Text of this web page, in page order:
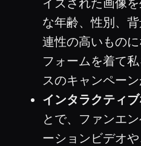
イズされた画像
な年齢、性別、
連性の高いもの
フォームを着て
スのキャンペー
インタラクティ
とで、ファンエ
ーションビデオ